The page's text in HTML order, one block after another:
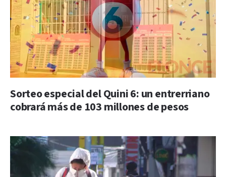
Sorteo especial del Quini 6: un entrerriano
cobrará más de 103 millones de pesos